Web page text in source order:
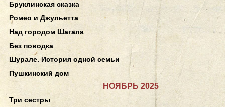
Бруклинская сказка
Ромео и Джульетта
Над городом Шагала
Без поводка
Шурале. История одной семьи
Пушкинский дом
НОЯБРЬ 2025
Три сестры